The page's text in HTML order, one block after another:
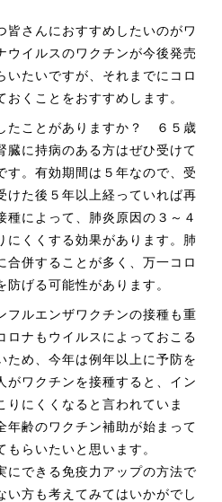
さんにおすすめしたいのがワ
ウイルスのワクチンが今後発売
いたいですが、それまでにコロ
くことをおすすめします。
たことがありますか？ ６５歳
臓に持病のある方はぜひ受けて
す。有効期間は５年なので、受
けた後５年以上経っていれば再
種によって、肺炎原因の３～４
にくくする効果があります。肺
合併することが多く、万一コロ
げる可能性があります。
ルエンザワクチンの接種も重
ロナもウイルスによっておこる
ため、今年は例年以上に予防を
がワクチンを接種すると、イン
りにくくなると言われていま
年齢のワクチン補助が始まって
らいたいと思います。
できる免疫力アップの方法で
い方も考えてみてはいかがでし